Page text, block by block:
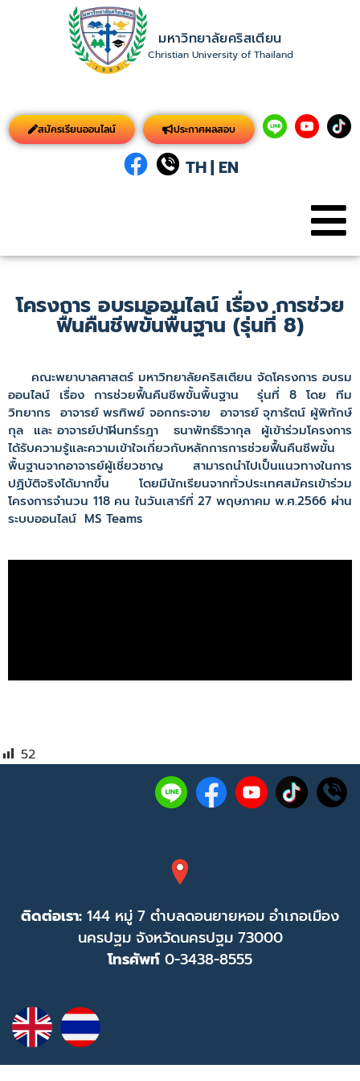
มหาวิทยาลัยคริสเตียน
Christian University of Thailand
สมัครเรียนออนไลน์ ประกาศผลสอบ
TH| EN
โครงการ อบรมออนไลน์ เรื่อง การช่วย
ฟื้นคืนชีพขั้นพื้นฐาน (รุ่นที่ 8)
คณะพยาบาลศาสตร์ มหาวิทยาลัยคริสเตียน จัดโครงการ อบรม
ออนไลน์ เรื่อง การช่วยฟื้นคืนชีพขั้นพื้นฐาน รุ่นที่ 8 โดย ทีม
วิทยากร อาจารย์ พรทิพย์ จอกกระจาย อาจารย์ จุฑารัตน์ ผู้พิทักษ์
กุล และ อาจารย์ปาฬินทร์รฎา ธนาพัทธ์ธิวากุล ผู้เข้าร่วมโครงการ
ได้รับความรู้และความเข้าใจเกี่ยวกับหลักการการช่วยฟื้นคืนชีพขั้น
พื้นฐานจากอาจารย์ผู้เชี่ยวชาญ สามารถนำไปเป็นแนวทางในการ
ปฏิบัติจริงได้มากขึ้น โดยมีนักเรียนจากทั่วประเทศสมัครเข้าร่วม
โครงการจำนวน 118 คน ในวันเสาร์ที่ 27 พฤษภาคม พ.ศ.2566 ผ่าน
ระบบออนไลน์ MS Teams
52
ติดต่อเรา: 144 หมู่ 7 ตำบลดอนยายหอม อำเภอเมือง
นครปฐม จังหวัดนครปฐม 73000
โทรศัพท์ 0-3438-8555